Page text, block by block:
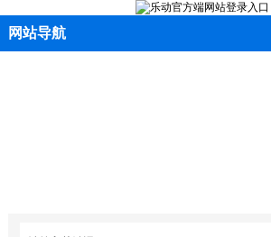
网站导航